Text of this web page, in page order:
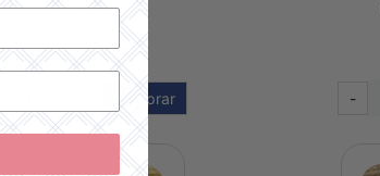
Cantidad utilizada: 1
$17.00 MXN
Comprar -